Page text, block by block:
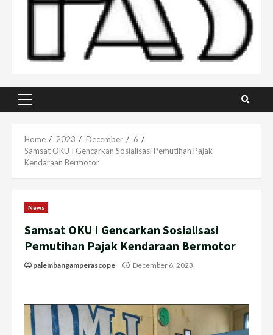
Primary
Home 2023 December
6
Samsat OKU I Gencarkan Sosialisasi Pemutihan Pajak
Kendaraan Bermotor
News
Samsat OKU I Gencarkan Sosialisasi
Pemutihan Pajak Kendaraan Bermotor
palembangamperascope December 6, 2023